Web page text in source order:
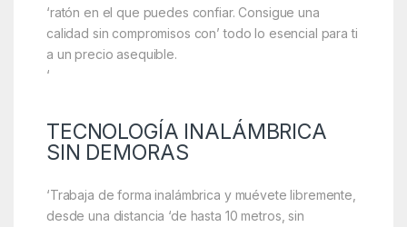
‘ratón en el que puedes confiar. Consigue una
calidad sin compromisos con’ todo lo esencial para ti
a un precio asequible.
‘
TECNOLOGÍA INALÁMBRICA
SIN DEMORAS
‘Trabaja de forma inalámbrica y muévete libremente,
desde una distancia ‘de hasta 10 metros, sin